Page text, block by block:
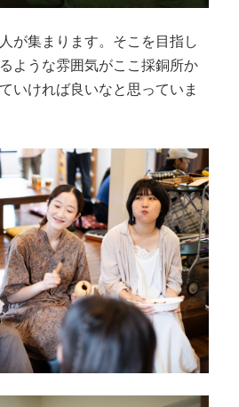
が集まります。そこを目指し
ような雰囲気がここ採銅所か
いければ良いなと思っていま